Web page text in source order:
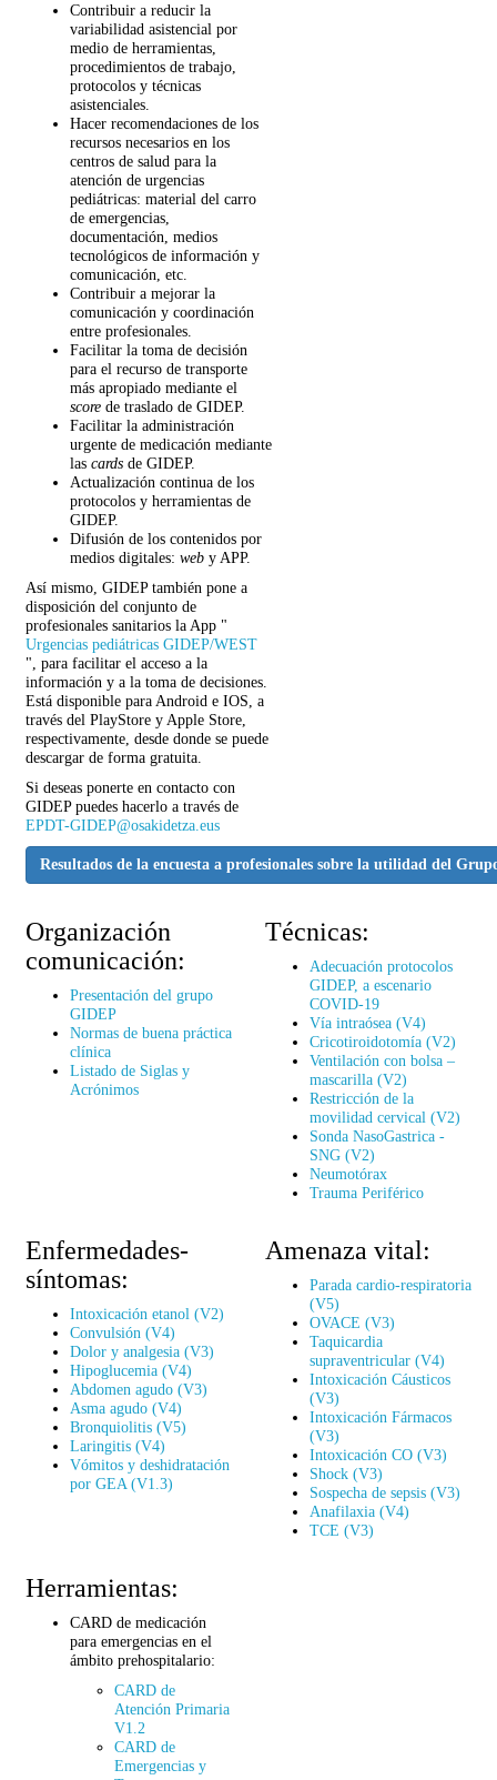
Contribuir a reducir la
variabilidad asistencial por
medio de herramientas,
procedimientos de trabajo,
protocolos y técnicas
asistenciales.
Hacer recomendaciones de los
recursos necesarios en los
centros de salud para la
atención de urgencias
pediátricas: material del carro
de emergencias,
documentación, medios
tecnológicos de información y
comunicación, etc.
Contribuir a mejorar la
comunicación y coordinación
entre profesionales.
Facilitar la toma de decisión
para el recurso de transporte
más apropiado mediante el
score de traslado de GIDEP.
Facilitar la administración
urgente de medicación mediante
las cards de GIDEP.
Actualización continua de los
protocolos y herramientas de
GIDEP.
Difusión de los contenidos por
medios digitales: web y APP.
Así mismo, GIDEP también pone a
disposición del conjunto de
profesionales sanitarios la App "
Urgencias pediátricas GIDEP/WEST
", para facilitar el acceso a la
información y a la toma de decisiones.
Está disponible para Android e IOS, a
través del PlayStore y Apple Store,
respectivamente, desde donde se puede
descargar de forma gratuita.
Si deseas ponerte en contacto con
GIDEP puedes hacerlo a través de
EPDT-GIDEP@osakidetza.eus
Resultados de la encuesta a profesionales sobre la utilidad del
Organización
comunicación:
Presentación del grupo
GIDEP
Normas de buena práctica
clínica
Listado de Siglas y
Acrónimos
Técnicas:
Adecuación protocolos
GIDEP, a escenario
COVID-19
Vía intraósea (V4)
Cricotiroidotomía (V2)
Ventilación con bolsa –
mascarilla (V2)
Restricción de la
movilidad cervical (V2)
Sonda NasoGastrica -
SNG (V2)
Neumotórax
Trauma Periférico
Enfermedades-
síntomas:
Intoxicación etanol (V2)
Convulsión (V4)
Dolor y analgesia (V3)
Hipoglucemia (V4)
Abdomen agudo (V3)
Asma agudo (V4)
Bronquiolitis (V5)
Laringitis (V4)
Vómitos y deshidratación
por GEA (V1.3)
Amenaza vital:
Parada cardio-respiratoria
(V5)
OVACE (V3)
Taquicardia
supraventricular (V4)
Intoxicación Cáusticos
(V3)
Intoxicación Fármacos
(V3)
Intoxicación CO (V3)
Shock (V3)
Sospecha de sepsis (V3)
Anafilaxia (V4)
TCE (V3)
Herramientas:
CARD de medicación
para emergencias en el
ámbito prehospitalario:
CARD de
Atención Primaria
V1.2
CARD de
Emergencias y